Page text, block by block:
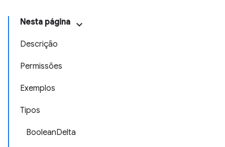
Nesta página
Descrição
Permissões
Exemplos
Tipos
BooleanDelta